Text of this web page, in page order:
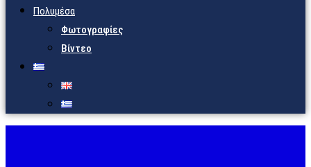
Πολυμέσα
Φωτογραφίες
Βίντεο